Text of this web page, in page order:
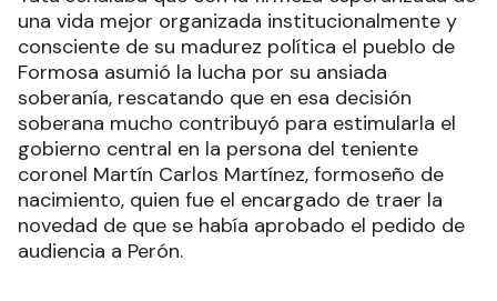
una vida mejor organizada institucionalmente y
consciente de su madurez política el pueblo de
Formosa asumió la lucha por su ansiada
soberanía, rescatando que en esa decisión
soberana mucho contribuyó para estimularla el
gobierno central en la persona del teniente
coronel Martín Carlos Martínez, formoseño de
nacimiento, quien fue el encargado de traer la
novedad de que se había aprobado el pedido de
audiencia a Perón.